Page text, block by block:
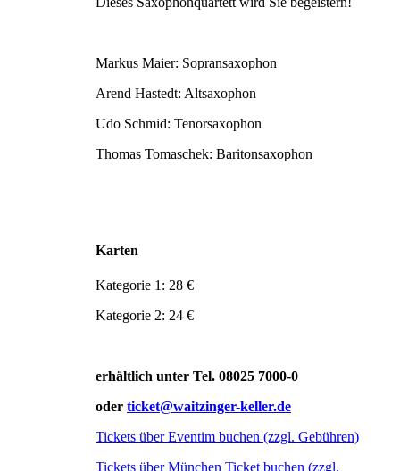
Markus Maier: Sopransaxophon
Arend Hastedt: Altsaxophon
Udo Schmid: Tenorsaxophon
Thomas Tomaschek: Baritonsaxophon
Karten
Kategorie 1: 28 €
Kategorie 2: 24 €
erhältlich unter Tel. 08025 7000-0
oder ticket@waitzinger-keller.de
Tickets über Eventim buchen (zzgl. Gebühren)
Tickets über München Ticket buchen (zzgl.